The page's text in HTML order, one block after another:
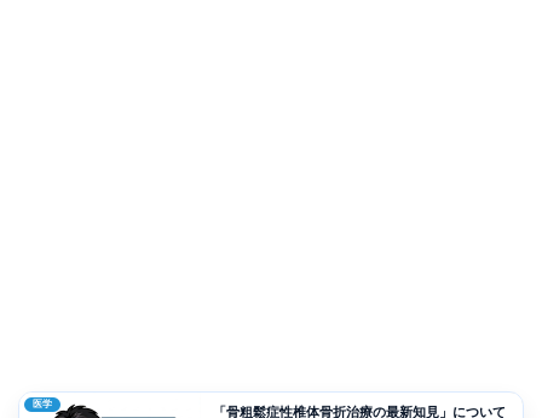
医学
「骨粗鬆症性椎体骨折治療の最新知見」について